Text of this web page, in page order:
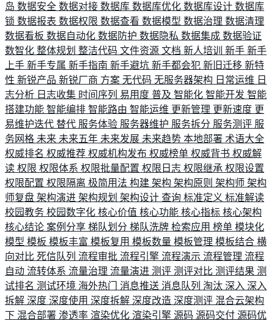
岛 数据安全 数据对接 数据库 数据库优化 数据库设计 数据库
锁 数据报表 数据权限 数据查看 数据模型 数据治理 数据清理
数据看板 数据自动化 数据防护 数据隐私 数据集成 数据验证
数智化 整体规划 整洁代码 文件资源 文档 新人培训 新手 新手
上手 新手专属 新手指南 新手避坑 新手都会犯 新旧迁移 新特
性 新锐产品 新锐厂商 方案 无代码 无服务器架构 日常运维 日
志分析 日志收集 时间序列 易用度 普及 智能化 智能开发 智能
搭建功能 智能编排 智能路由 智能运维 更新管理 更新速度 更
易维护迭代 替代 服务体验 服务器维护 服务拆分 服务测评 服
务网格 未来 未来五年 未来发展 未来趋势 本地部署 术语大全
权威排名 权威推荐 权威机构发布 权威榜单 权威背书 权威解
读 权限 权限体系 权限批量配置 权限日志 权限继承 权限设置
权限配置 权限隔离 极简用法 构建 架构 架构原则 架构师 架构
师复盘 架构演进 架构规划 架构设计 查询 标准定义 标准解读
校园教务 校园数字化 核心价值 核心功能 核心指标 核心架构
核心结论 案例分享 梯队划分 梯队洗牌 检索应用 榜单 模块化
模型 模板 模板丰富 模板复用 模板数量 模板管理 模板结合 横
向对比 死信队列 流程审批 流程引擎 流程演示 流程管理 流程
自动 流转体系 流量治理 流量演进 测评 测评对比 测评结果 测
试排名 测试环境 海外热门 消息推送 消息队列 淘汰 深入 深入
拆解 深度 深度使用 深度拆解 深度改造 深度测评 混合云架构
下 混合部署 渗透率 渲染优化 渲染引擎 源码 源码交付 源码优